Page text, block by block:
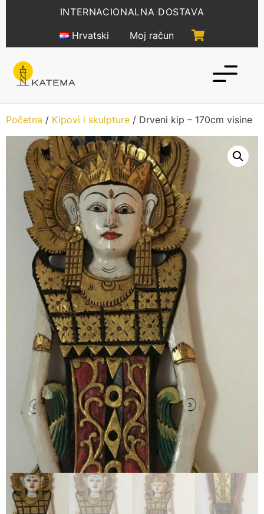
INTERNACIONALNA DOSTAVA
Hrvatski
Moj račun
Početna / Kipovi i skulpture / Drveni kip – 170cm visine